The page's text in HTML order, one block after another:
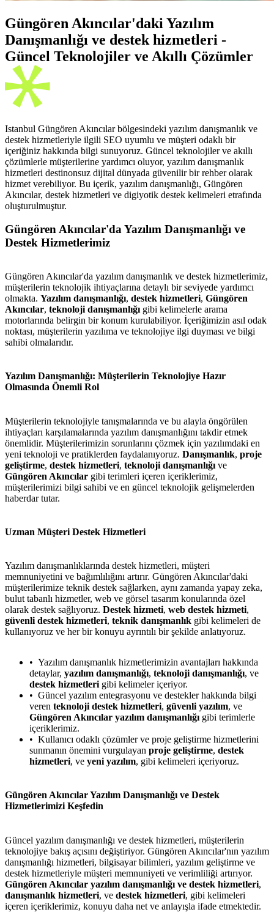
Güngören Akıncılar'daki Yazılım
Danışmanlığı ve destek hizmetleri -
Güncel Teknolojiler ve Akıllı Çözümler
Istanbul Güngören Akıncılar bölgesindeki yazılım danışmanlık ve
destek hizmetleriyle ilgili SEO uyumlu ve müşteri odaklı bir
içeriğiniz hakkında bilgi sunuyoruz. Güncel teknolojiler ve akıllı
çözümlerle müşterilerine yardımcı oluyor, yazılım danışmanlık
hizmetleri destinonsuz dijital dünyada güvenilir bir rehber olarak
hizmet verebiliyor. Bu içerik, yazılım danışmanlığı, Güngören
Akıncılar, destek hizmetleri ve digiyotik destek kelimeleri etrafında
oluşturulmuştur.
Güngören Akıncılar'da Yazılım Danışmanlığı ve
Destek Hizmetlerimiz
Güngören Akıncılar'da yazılım danışmanlık ve destek hizmetlerimiz,
müşterilerin teknolojik ihtiyaçlarına detaylı bir seviyede yardımcı
olmakta. Yazılım danışmanlığı, destek hizmetleri, Güngören
Akıncılar, teknoloji danışmanlığı gibi kelimelerle arama
motorlarında belirgin bir konum kurulabiliyor. İçeriğimizin asıl odak
noktası, müşterilerin yazılıma ve teknolojiye ilgi duyması ve bilgi
sahibi olmalarıdır.
Yazılım Danışmanlığı: Müşterilerin Teknolojiye Hazır
Olmasında Önemli Rol
Müşterilerin teknolojiyle tanışmalarında ve bu alayla öngörülen
ihtiyaçları karşılamalarında yazılım danışmanlığını takdir etmek
önemlidir. Müşterilerimizin sorunlarını çözmek için yazılımdaki en
yeni teknoloji ve pratiklerden faydalanıyoruz. Danışmanlık, proje
geliştirme, destek hizmetleri, teknoloji danışmanlığı ve
Güngören Akıncılar gibi terimleri içeren içeriklerimiz,
müşterilerimizi bilgi sahibi ve en güncel teknolojik gelişmelerden
haberdar tutar.
Uzman Müşteri Destek Hizmetleri
Yazılım danışmanlıklarında destek hizmetleri, müşteri
memnuniyetini ve bağımlılığını artırır. Güngören Akıncılar'daki
müşterilerimize teknik destek sağlarken, aynı zamanda yapay zeka,
bulut tabanlı hizmetler, web ve görsel tasarım konularında özel
olarak destek sağlıyoruz. Destek hizmeti, web destek hizmeti,
güvenli destek hizmetleri, teknik danışmanlık gibi kelimeleri de
kullanıyoruz ve her bir konuyu ayrıntılı bir şekilde anlatıyoruz.
Yazılım danışmanlık hizmetlerimizin avantajları hakkında
detaylar, yazılım danışmanlığı, teknoloji danışmanlığı, ve
destek hizmetleri gibi kelimeler içeriyor.
Güncel yazılım entegrasyonu ve destekler hakkında bilgi
veren teknoloji destek hizmetleri, güvenli yazılım, ve
Güngören Akıncılar yazılım danışmanlığı gibi terimlerle
içeriklerimiz.
Kullanıcı odaklı çözümler ve proje geliştirme hizmetlerini
sunmanın önemini vurgulayan proje geliştirme, destek
hizmetleri, ve yeni yazılım, gibi kelimeleri içeriyoruz.
Güngören Akıncılar Yazılım Danışmanlığı ve Destek
Hizmetlerimizi Keşfedin
Güncel yazılım danışmanlığı ve destek hizmetleri, müşterilerin
teknolojiye bakış açısını değiştiriyor. Güngören Akıncılar'nın yazılım
danışmanlığı hizmetleri, bilgisayar bilimleri, yazılım geliştirme ve
destek hizmetleriyle müşteri memnuniyeti ve verimliliği artırıyor.
Güngören Akıncılar yazılım danışmanlığı ve destek hizmetleri,
danışmanlık hizmetleri, ve destek hizmetleri, gibi kelimeleri
içeren içeriklerimiz, konuyu daha net ve anlayışla ifade etmektedir.